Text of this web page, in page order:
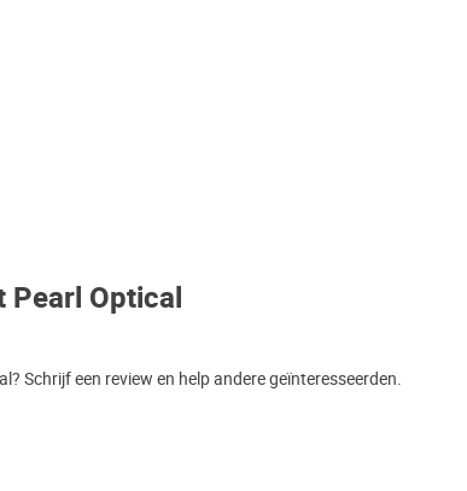
Pearl Optical
Schrijf een review en help andere geïnteresseerden.